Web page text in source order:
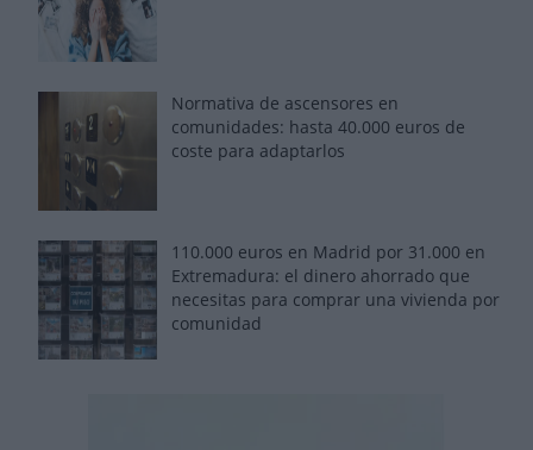
Normativa de ascensores en
comunidades: hasta 40.000 euros de
coste para adaptarlos
110.000 euros en Madrid por 31.000 en
Extremadura: el dinero ahorrado que
necesitas para comprar una vivienda por
comunidad